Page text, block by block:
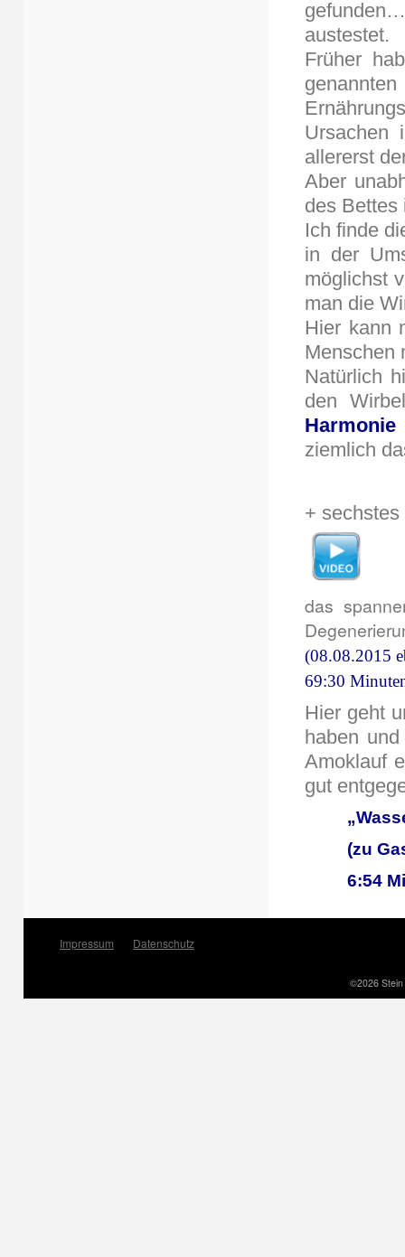
austestet.
Früher
Ursachen
allererst
Aber
des Bettes
Ich finde
in der
möglichst
man die
Hier kann
Menschen
Natürlich
den
Harmonie
ziemlich
+
das
(08.08.2015
69:30
Hier geht
haben
Amoklauf
gut
(zu
6:54
Impressum Datenschutz
©2026